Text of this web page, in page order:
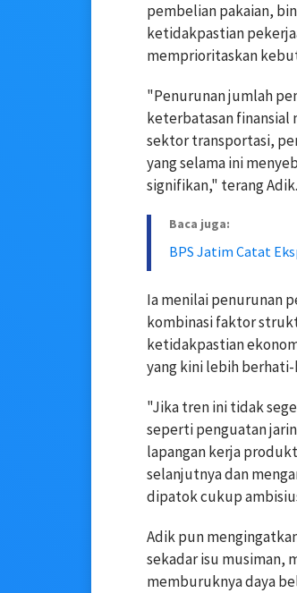
pembelian pakaian,
ketidakpastian
memprioritaskan
"Penurunan jumlah
keterbatasan finansial
sektor transportasi,
yang selama ini
signifikan," terang Adik.
Baca juga:
BPS Jatim Catat
Ia menilai penurunan
kombinasi faktor
ketidakpastian
yang kini lebih
"Jika tren ini tidak
seperti penguatan
lapangan kerja
selanjutnya dan
dipatok cukup
Adik pun
sekadar isu musiman,
memburuknya daya